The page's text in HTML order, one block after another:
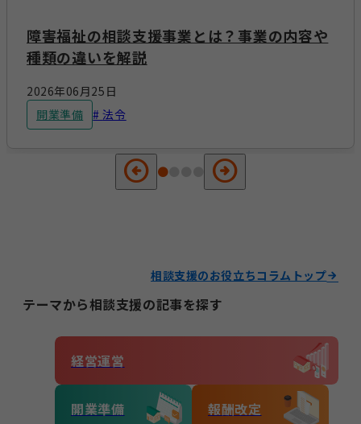
障害福祉の相談支援事業とは？事業の内容や
種類の違いを解説
2026年06月25日
開業準備
法令
arrow_circle_left arrow_circle_right
相談支援のお役立ちコラムトップ
テーマから相談支援の記事を探す
経営運営
開業準備 報酬改定